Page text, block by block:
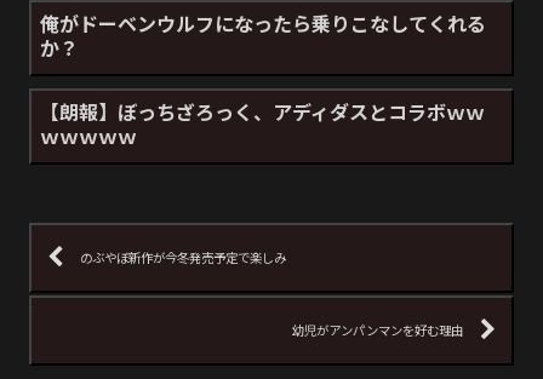
俺がドーベンウルフになったら乗りこなしてくれる
か？
【朗報】ぼっちざろっく、アディダスとコラボｗｗ
ｗｗｗｗｗ
のぶやぼ新作が今冬発売予定で楽しみ
幼児がアンパンマンを好む理由